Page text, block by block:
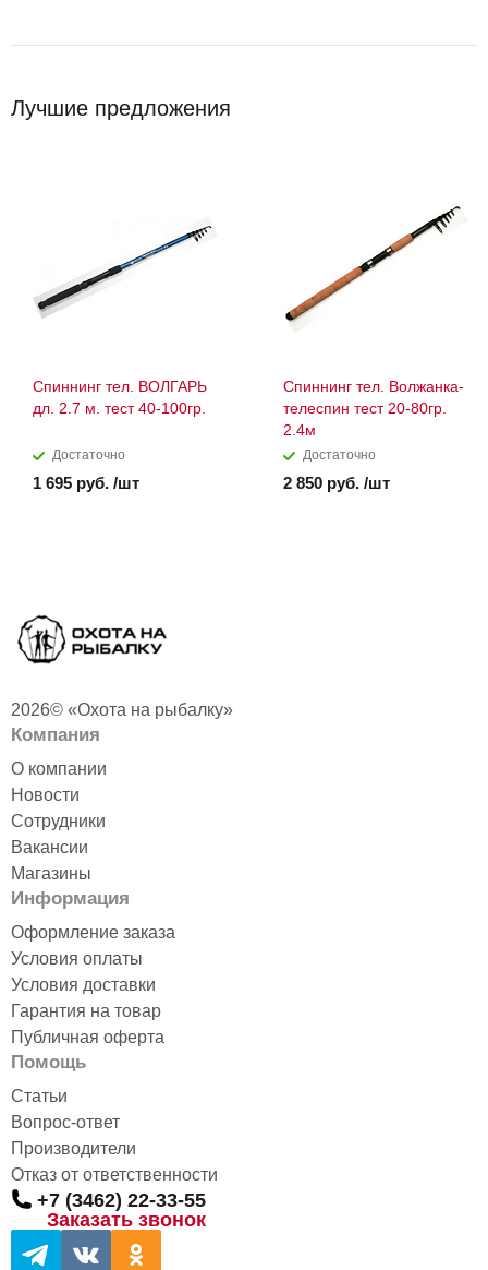
Лучшие предложения
Спиннинг тел. ВОЛГАРЬ
дл. 2.7 м. тест 40-100гр.
Достаточно
1 695 руб. /шт
Спиннинг тел. Волжанка-
телеспин тест 20-80гр.
2.4м
Достаточно
2 850 руб. /шт
2026© «Охота на рыбалку»
Компания
О компании
Новости
Сотрудники
Вакансии
Магазины
Информация
Оформление заказа
Условия оплаты
Условия доставки
Гарантия на товар
Публичная оферта
Помощь
Статьи
Вопрос-ответ
Производители
Отказ от ответственности
+7 (3462) 22-33-55
Заказать звонок